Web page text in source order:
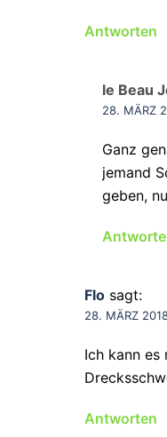
Antworten
le Beau
28. MÄRZ
Ganz
jemand
geben,
Flo sagt:
28. MÄRZ
Ich kann
Antworten